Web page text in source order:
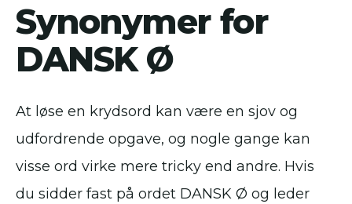
Synonymer for
DANSK Ø
At løse en krydsord kan være en sjov og
udfordrende opgave, og nogle gange kan
visse ord virke mere tricky end andre. Hvis
du sidder fast på ordet DANSK Ø og leder